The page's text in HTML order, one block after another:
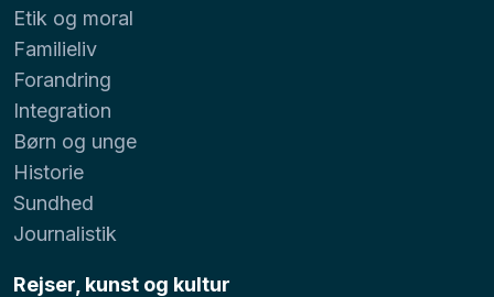
Etik og moral
Familieliv
Forandring
Integration
Børn og unge
Historie
Sundhed
Journalistik
Rejser, kunst og kultur